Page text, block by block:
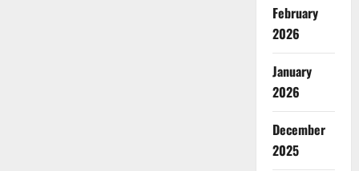
February
2026
January
2026
December
2025